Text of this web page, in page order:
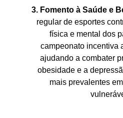
3. Fomento à Saúde e
regular de esportes
física e mental dos
campeonato incentiva
ajudando a combater
obesidade e a
mais prevalentes